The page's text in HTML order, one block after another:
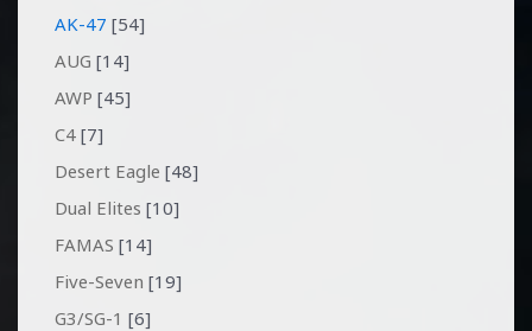
AK-47 [54]
AUG [14]
AWP [45]
C4 [7]
Desert Eagle [48]
Dual Elites [10]
FAMAS [14]
Five-Seven [19]
G3/SG-1 [6]